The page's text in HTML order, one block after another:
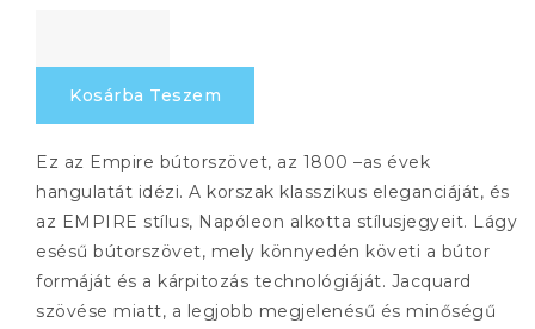
Kosárba Teszem
Ez az Empire bútorszövet, az 1800 –as évek
hangulatát idézi. A korszak klasszikus eleganciáját, és
az EMPIRE stílus, Napóleon alkotta stílusjegyeit. Lágy
esésű bútorszövet, mely könnyedén követi a bútor
formáját és a kárpitozás technológiáját. Jacquard
szövése miatt, a legjobb megjelenésű és minőségű